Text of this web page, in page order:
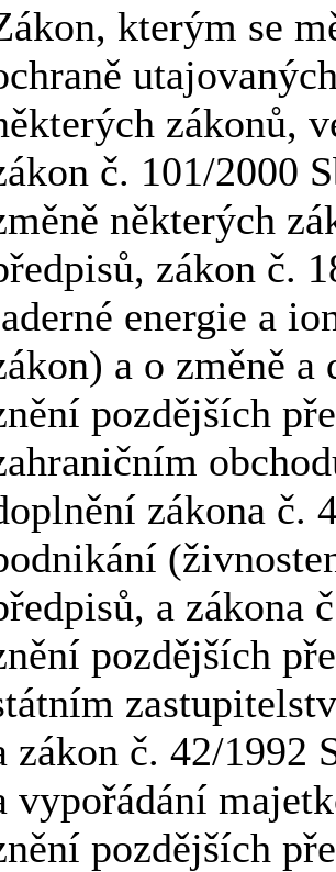
kterým se
zákonů,
č. 101/2000
některých
zákon č.
energie a
a o změně
pozdějších
zákona č.
a zákona
pozdějších
zákon č. 42/1992
vypořádání
pozdějších